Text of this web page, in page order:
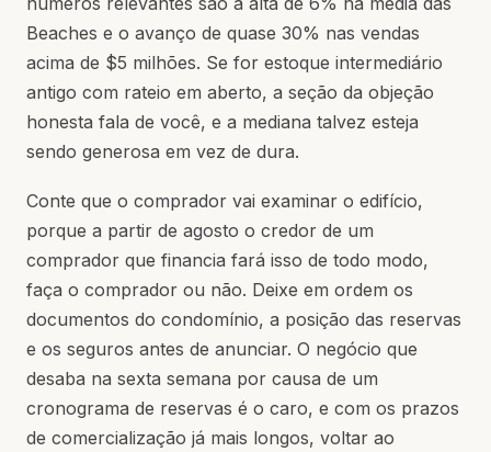
Beaches e o avanço de quase 30% nas vendas
acima de $5 milhões. Se for estoque intermediário
antigo com rateio em aberto, a seção da objeção
honesta fala de você, e a mediana talvez esteja
sendo generosa em vez de dura.
Conte que o comprador vai examinar o edifício,
porque a partir de agosto o credor de um
comprador que financia fará isso de todo modo,
faça o comprador ou não. Deixe em ordem os
documentos do condomínio, a posição das reservas
e os seguros antes de anunciar. O negócio que
desaba na sexta semana por causa de um
cronograma de reservas é o caro, e com os prazos
de comercialização já mais longos, voltar ao